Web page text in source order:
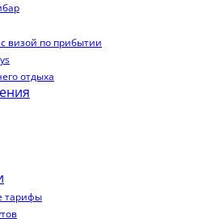
визой по прибытии
отдыха
тарифы